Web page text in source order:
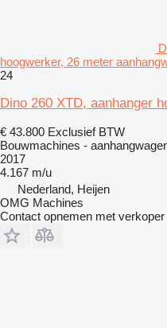
hoogwerker, 26 meter
24
Dino 260 XTD, aanhanger
€ 43.800 Exclusief BTW
Bouwmachines -
2017
4.167 m/u
Nederland, Heijen
OMG Machines
Contact opnemen met verkoper